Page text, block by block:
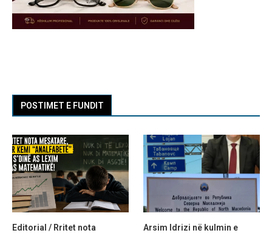
POSTIMET E FUNDIT
Editorial / Rritet nota
Arsim Idrizi në kulmin e